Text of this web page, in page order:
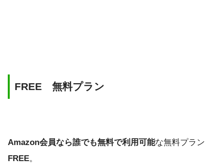
FREE 無料プラン
Amazon会員なら誰でも無料で利用可能な無料プラン
FREE。